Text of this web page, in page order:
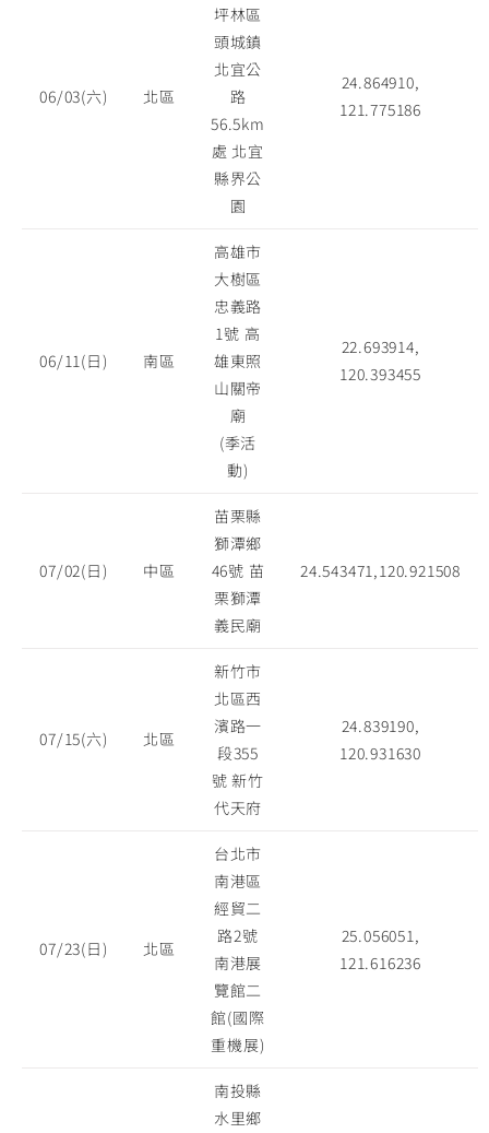
06/03(六) 北區
坪林區
頭城鎮
北宜公
路
56.5km
處 北宜
縣界公
園
24.864910,
121.775186
06/11(日) 南區
高雄市
大樹區
忠義路
1號 高
雄東照
山關帝
廟
(季活
動)
22.693914,
120.393455
07/02(日) 中區
苗栗縣
獅潭鄉
46號 苗
栗獅潭
義民廟
24.543471,120.921508
07/15(六) 北區
新竹市
北區西
濱路一
段355
號 新竹
代天府
24.839190,
120.931630
07/23(日) 北區
台北市
南港區
經貿二
路2號
南港展
覽館二
館(國際
重機展)
25.056051,
121.616236
南投縣
水里鄉